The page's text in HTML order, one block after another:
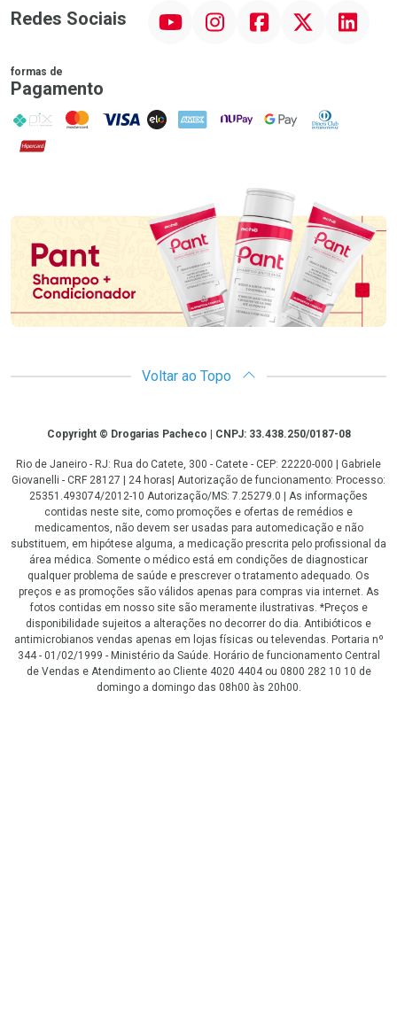
Redes Sociais InstagramFacebookTwitter Linkedin
formas de
Pagamento
PIX MasterCard
VISA ELO AMEX NuPay Google PayDiners Club
Hipercard
Promoção em Destaque
Voltar ao Topo
CopyrightCopyright © Drogarias Pacheco | CNPJ: 33.438.250/0187-08
Rio de Janeiro - RJ: Rua do Catete, 300 - Catete - CEP: 22220-000 | Gabriele
Giovanelli - CRF 28127 | 24 horas| Autorização de funcionamento: Processo:
25351.493074/2012-10 Autorização/MS: 7.25279.0 | As informações
contidas neste site, como promoções e ofertas de remédios e
medicamentos, não devem ser usadas para automedicação e não
substituem, em hipótese alguma, a medicação prescrita pelo profissional da
área médica. Somente o médico está em condições de diagnosticar
qualquer problema de saúde e prescrever o tratamento adequado. Os
preços e as promoções são válidos apenas para compras via internet. As
fotos contidas em nosso site são meramente ilustrativas. *Preços e
disponibilidade sujeitos a alterações no decorrer do dia. Antibióticos e
antimicrobianos vendas apenas em lojas físicas ou televendas. Portaria nº
344 - 01/02/1999 - Ministério da Saúde. Horário de funcionamento Central
de Vendas e Atendimento ao Cliente 4020 4404 ou 0800 282 10 10 de
domingo a domingo das 08h00 às 20h00.